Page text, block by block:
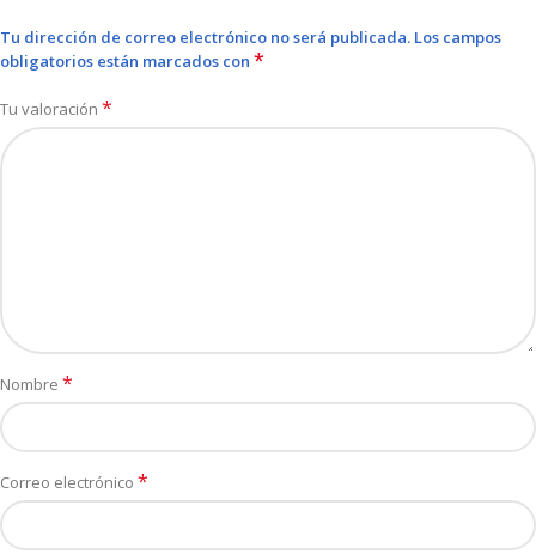
Tu dirección de correo electrónico no será publicada. Los campos
obligatorios están marcados con *
Tu valoración *
Nombre *
Correo electrónico *